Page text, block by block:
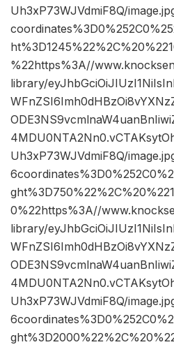
Uh3xP73WJVdmiF8Q/
%22https%3A//
library/
Uh3xP73WJVdmiF8Q/
0%22https%3A//
library/
Uh3xP73WJVdmiF8Q/